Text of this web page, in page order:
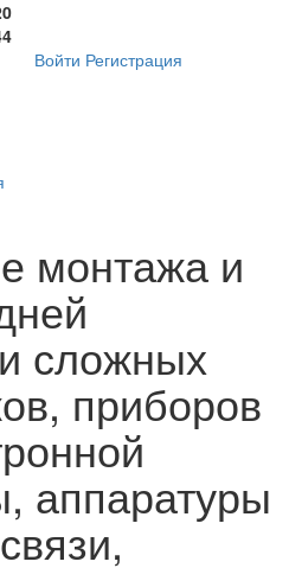
Войти Регистрация
монтажа и
сложных
приборов
аппаратуры